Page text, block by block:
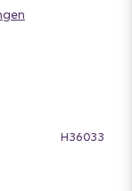
var som helst
i 30-60
trasa.
H36033